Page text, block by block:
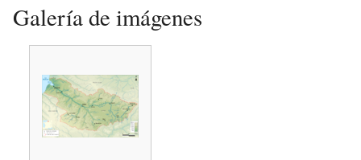
Galería de imágenes